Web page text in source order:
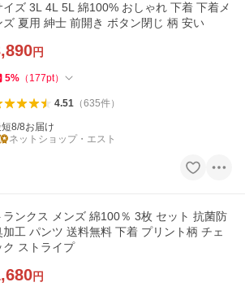
3L 4L 5L 綿100% おしゃれ 下着 下着メ
ズ 夏用 紳士 前開き ボタン閉じ 柄 安い
円
5% （ 177pt）
4.51（635件）
8/8お届け
ネットショップ・エスト
ランクス メンズ 綿100％ 3枚 セット 抗菌防
加工 パンツ 送料無料 下着 プリント柄 チェ
ク ストライプ
円